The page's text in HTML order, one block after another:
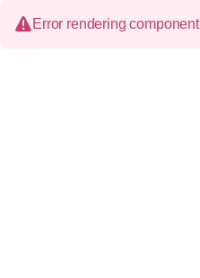
Error rendering component